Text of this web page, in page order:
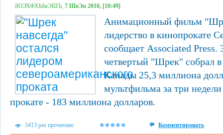
їЮЭХФХЫмЭШЪ, 7 ШоЭп 2010, [10:49]
Анимационный фильм
лидерство в кинопрокате
сообщает Associated
четвертый "Шрек" собрал
Канады 25,3 миллиона
мультфильма за три
прокате - 183 миллиона долларов.
3413 раз прочитано Комментировать